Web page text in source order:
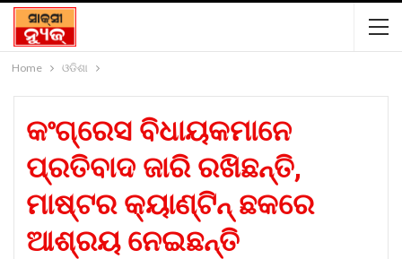
Home ଓଡିଶା
କଂଗ୍ରେସ ବିଧାୟକମାନେ
ପ୍ରତିବାଦ ଜାରି ରଖିଛନ୍ତି,
ମାଷ୍ଟର କ୍ୟାଣ୍ଟିନ୍ ଛକରେ
ଆଶ୍ରୟ ନେଇଛନ୍ତି